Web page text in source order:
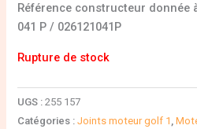
Référence constructeur donnée
041 P / 026121041P
Rupture de stock
UGS :255 157
Catégories :Joints moteur golf 1 ,